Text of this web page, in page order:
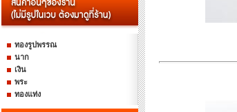
ทองรูปพรรณ
นาก
เงิน
พระ
ทองแท่ง